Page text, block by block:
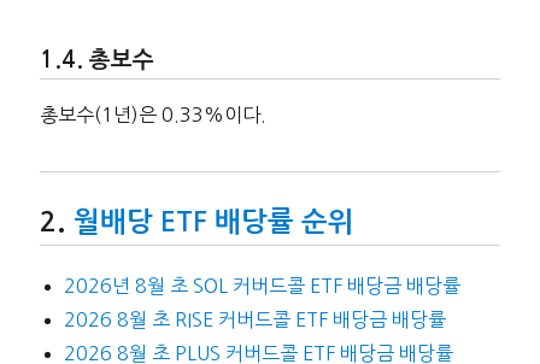
총보수
총보수(1년)은 0.33%이다.
월배당 ETF 배당률 순위
2026년 8월 초 SOL 커버드콜 ETF 배당금 배당률
2026 8월 초 RISE 커버드콜 ETF 배당금 배당률
2026 8월 초 PLUS 커버드콜 ETF 배당금 배당률